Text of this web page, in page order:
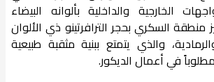
الخارجية والداخلية بألوانه البيضاء
منطقة السكري بحجر الترافرتينو ذي الألوان
والذي يتمتع ببنية مثقبة طبيعية
في أعمال الديكور.